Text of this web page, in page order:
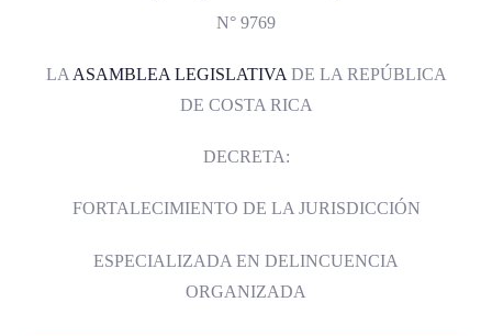
N° 9769
LA ASAMBLEA LEGISLATIVA DE LA REPÚBLICA
DE COSTA RICA
DECRETA:
FORTALECIMIENTO DE LA JURISDICCIÓN
ESPECIALIZADA EN DELINCUENCIA
ORGANIZADA